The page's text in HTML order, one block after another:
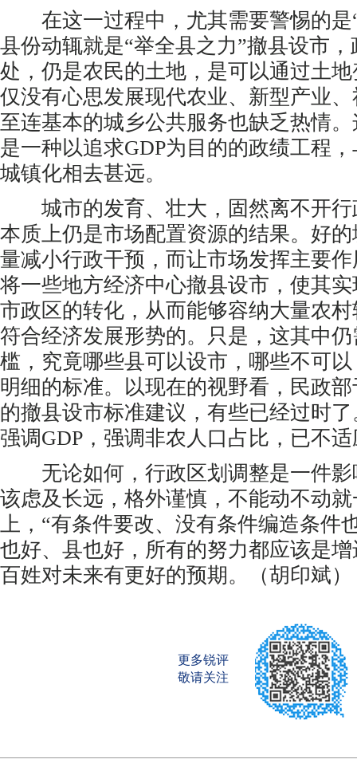
在这一过程中，尤其需要警惕的是
县份动辄就是“举全县之力”撤县设市
处，仍是农民的土地，是可以通过土
仅没有心思发展现代农业、新型产业
至连基本的城乡公共服务也缺乏热情
是一种以追求GDP为目的的政绩工程
城镇化相去甚远。
城市的发育、壮大，固然离不开行
本质上仍是市场配置资源的结果。好
量减小行政干预，而让市场发挥主要
将一些地方经济中心撤县设市，使其
市政区的转化，从而能够容纳大量农
符合经济发展形势的。只是，这其中
槛，究竟哪些县可以设市，哪些不可
明细的标准。以现在的视野看，民政
的撤县设市标准建议，有些已经过时
强调GDP，强调非农人口占比，已不
无论如何，行政区划调整是一件影
该虑及长远，格外谨慎，不能动不动
上，“有条件要改、没有条件编造条件
也好、县也好，所有的努力都应该是
百姓对未来有更好的预期。（胡印斌）
更多锐评
敬请关注